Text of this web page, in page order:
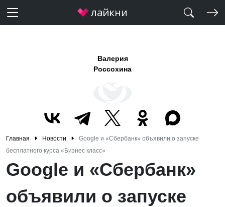
Валерия
Россохина
Главная Новости
Google и «Сбербанк» объявили о запуске
бесплатного курса «Бизнес класс»
Google и «Сбербанк»
объявили о запуске